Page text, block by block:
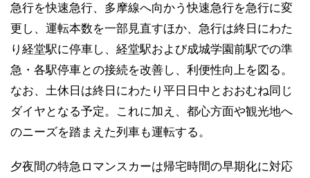
急行を快速急行、多摩線へ向かう快速急行を急行に変
更し、運転本数を一部見直すほか、急行は終日にわた
り経堂駅に停車し、経堂駅および成城学園前駅での準
急・各駅停車との接続を改善し、利便性向上を図る。
なお、土休日は終日にわたり平日日中とおおむね同じ
ダイヤとなる予定。これに加え、都心方面や観光地へ
のニーズを踏まえた列車も運転する。
夕夜間の特急ロマンスカーは帰宅時間の早期化に対応